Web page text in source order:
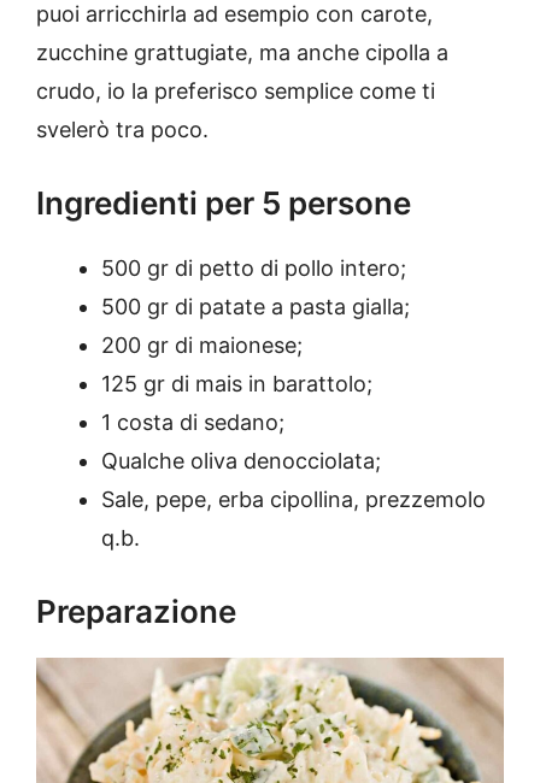
puoi arricchirla ad esempio con carote,
zucchine grattugiate, ma anche cipolla a
crudo, io la preferisco semplice come ti
svelerò tra poco.
Ingredienti per 5 persone
500 gr di petto di pollo intero;
500 gr di patate a pasta gialla;
200 gr di maionese;
125 gr di mais in barattolo;
1 costa di sedano;
Qualche oliva denocciolata;
Sale, pepe, erba cipollina, prezzemolo
q.b.
Preparazione